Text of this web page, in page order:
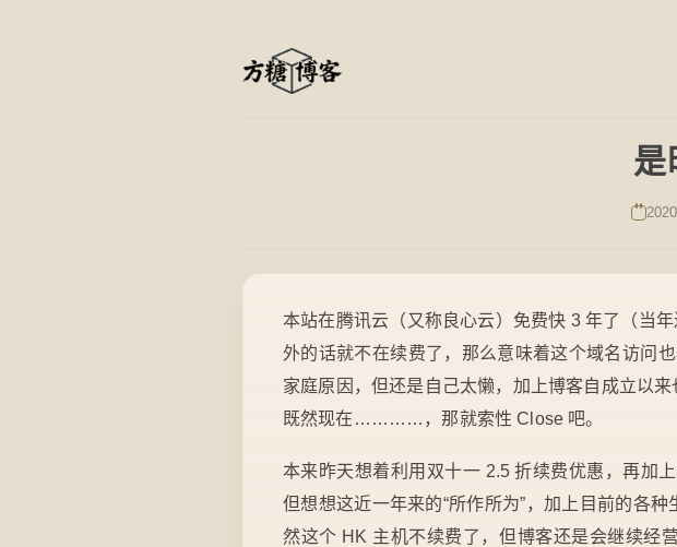
是
本站在腾讯云（又称良心云）免费快 3 年了（当
外的话就不在续费了，那么意味着这个域名访问
家庭原因，但还是自己太懒，加上博客自成立以
既然现在…………，那就索性 Close 吧。
本来昨天想着利用双十一 2.5 折续费优惠，再加
但想想这近一年来的“所作所为”，加上目前的各
然这个 HK 主机不续费了，但博客还是会继续经